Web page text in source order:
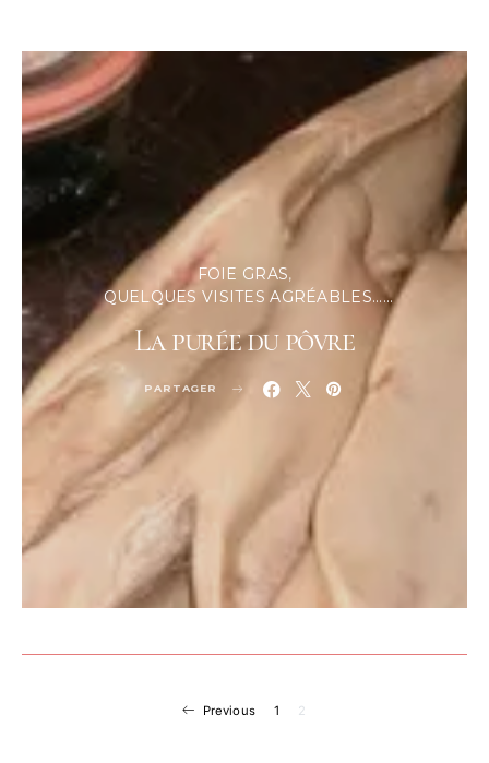
FOIE GRAS
QUELQUES VISITES AGRÉABLES......
La purée du pôvre
PARTAGER
Navigation
Previous 1 2